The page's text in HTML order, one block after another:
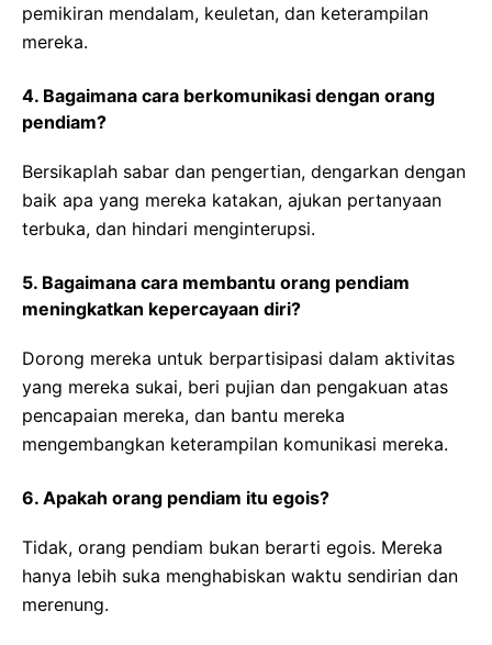
pemikiran mendalam, keuletan, dan keterampilan
mereka.
4. Bagaimana cara berkomunikasi dengan orang
pendiam?
Bersikaplah sabar dan pengertian, dengarkan dengan
baik apa yang mereka katakan, ajukan pertanyaan
terbuka, dan hindari menginterupsi.
5. Bagaimana cara membantu orang pendiam
meningkatkan kepercayaan diri?
Dorong mereka untuk berpartisipasi dalam aktivitas
yang mereka sukai, beri pujian dan pengakuan atas
pencapaian mereka, dan bantu mereka
mengembangkan keterampilan komunikasi mereka.
6. Apakah orang pendiam itu egois?
Tidak, orang pendiam bukan berarti egois. Mereka
hanya lebih suka menghabiskan waktu sendirian dan
merenung.